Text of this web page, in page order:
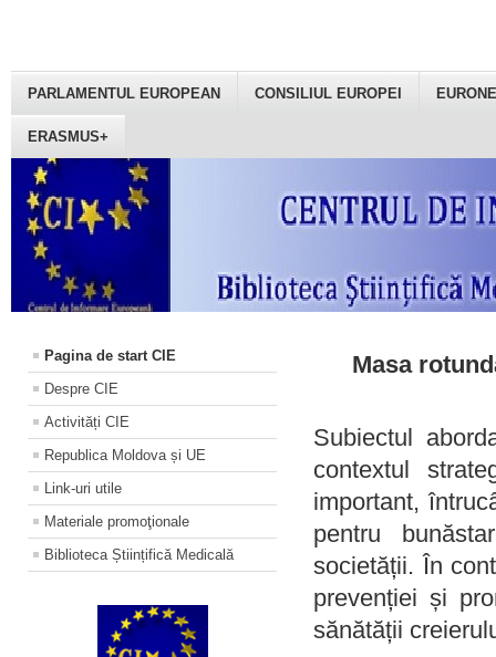
PARLAMENTUL EUROPEAN CONSILIUL EUROPEI
ERASMUS+
Pagina de start CIE
Despre CIE
Activități CIE
Republica Moldova și UE
Link-uri utile
Materiale promoţionale
Biblioteca Științifică Medicală
Masa
Subiectul
contextul
important,
pentru
societății. În
prevenției și
sănătății